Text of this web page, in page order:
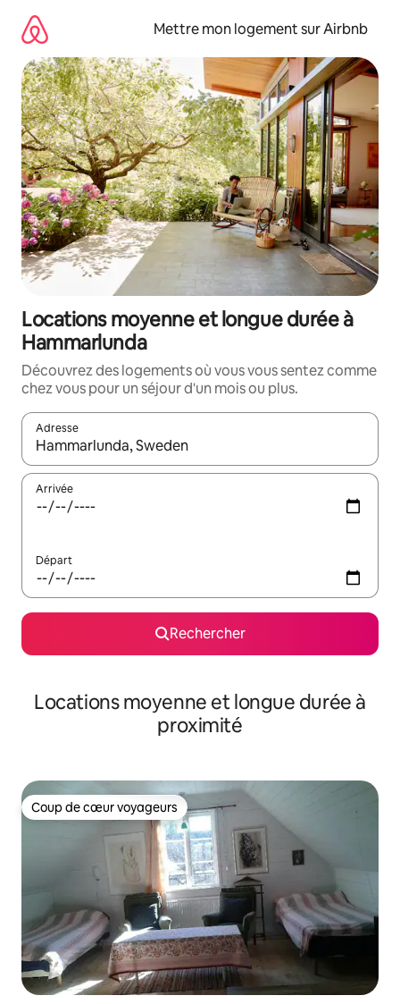
directement
contenu
Mettre mon logement sur Airbnb
Locations moyenne et longue durée à
Hammarlunda
Découvrez des logements où vous vous sentez comme
chez vous pour un séjour d'un mois ou plus.
Adresse
Lorsque les résultats s'affichent, utilisez les flèches vers le
Arrivée
Départ
Rechercher
Locations moyenne et longue durée à
proximité
Coup de cœur voyageurs
Coup de cœur voyageurs